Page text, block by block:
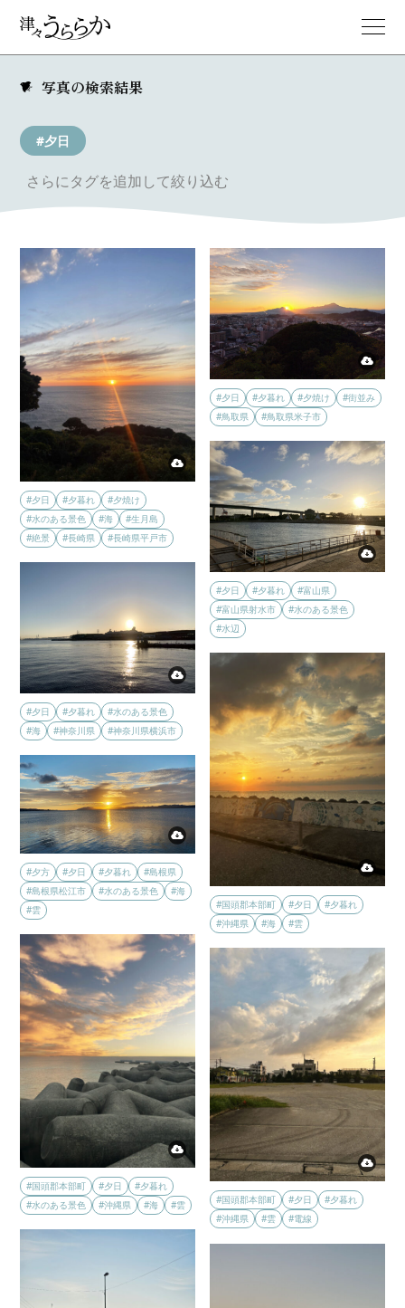
写真の検索結果
#夕日
さらにタグを追加して絞り込む
#夕日 #夕暮れ
#夕焼け
#水のある景色
#海
#生月島
#絶景
#長崎県 #長崎県平戸市
#夕日 #夕暮れ #夕焼け
#街並み
#鳥取県
#鳥取県米子市
#夕日 #夕暮れ
#富山県
#富山県射水市
#水のある景色
#水辺
#夕日 #夕暮れ
#水のある景色
#海
#神奈川県 #神奈川県横浜市
#国頭郡本部町 #夕日
#夕暮れ
#沖縄県
#海 #雲
#夕方 #夕日 #夕暮れ
#島根県
#島根県松江市
#水のある景色
#海
#雲
#国頭郡本部町 #夕日
#夕暮れ
#水のある景色
#沖縄県 #海 #雲 #国頭郡本部町 #夕日
#夕暮れ
#沖縄県
#雲 #電線